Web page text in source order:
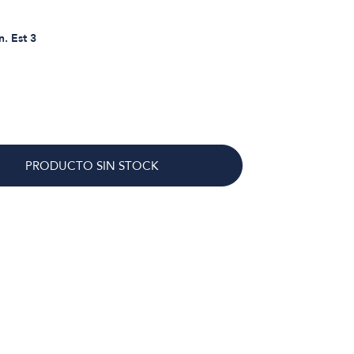
Est 3
PRODUCTO SIN STOCK